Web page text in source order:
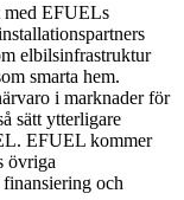
med EFUELs
elbilsinfrastruktur
smarta hem.
i marknader för
sätt ytterligare
EFUEL kommer
övriga
och